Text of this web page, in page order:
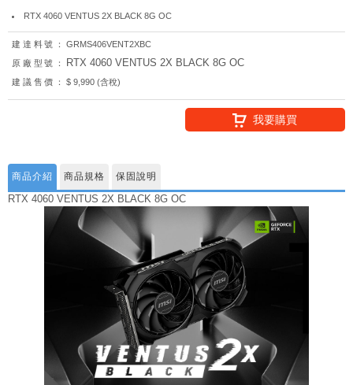
RTX 4060 VENTUS 2X BLACK 8G OC
建達料號：
GRMS406VENT2XBC
原廠型號：
RTX 4060 VENTUS 2X BLACK 8G OC
建議售價： $ 9,990 (含稅)
我要購買
商品介紹 商品規格 保固說明
RTX 4060 VENTUS 2X BLACK 8G OC